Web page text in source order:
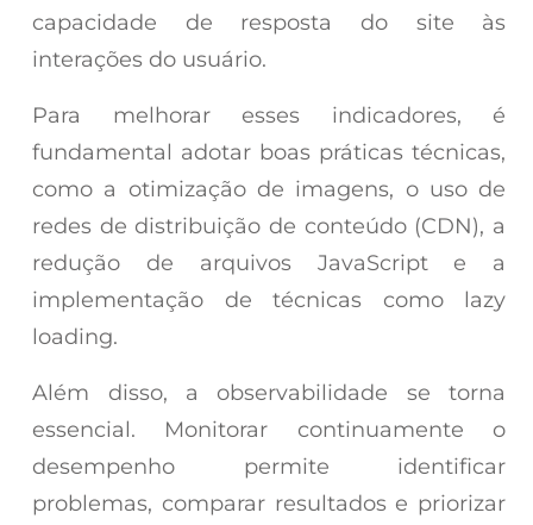
capacidade de resposta do site às
interações do usuário.
Para melhorar esses indicadores, é
fundamental adotar boas práticas técnicas,
como a otimização de imagens, o uso de
redes de distribuição de conteúdo (CDN), a
redução de arquivos JavaScript e a
implementação de técnicas como lazy
loading.
Além disso, a observabilidade se torna
essencial. Monitorar continuamente o
desempenho permite identificar
problemas, comparar resultados e priorizar